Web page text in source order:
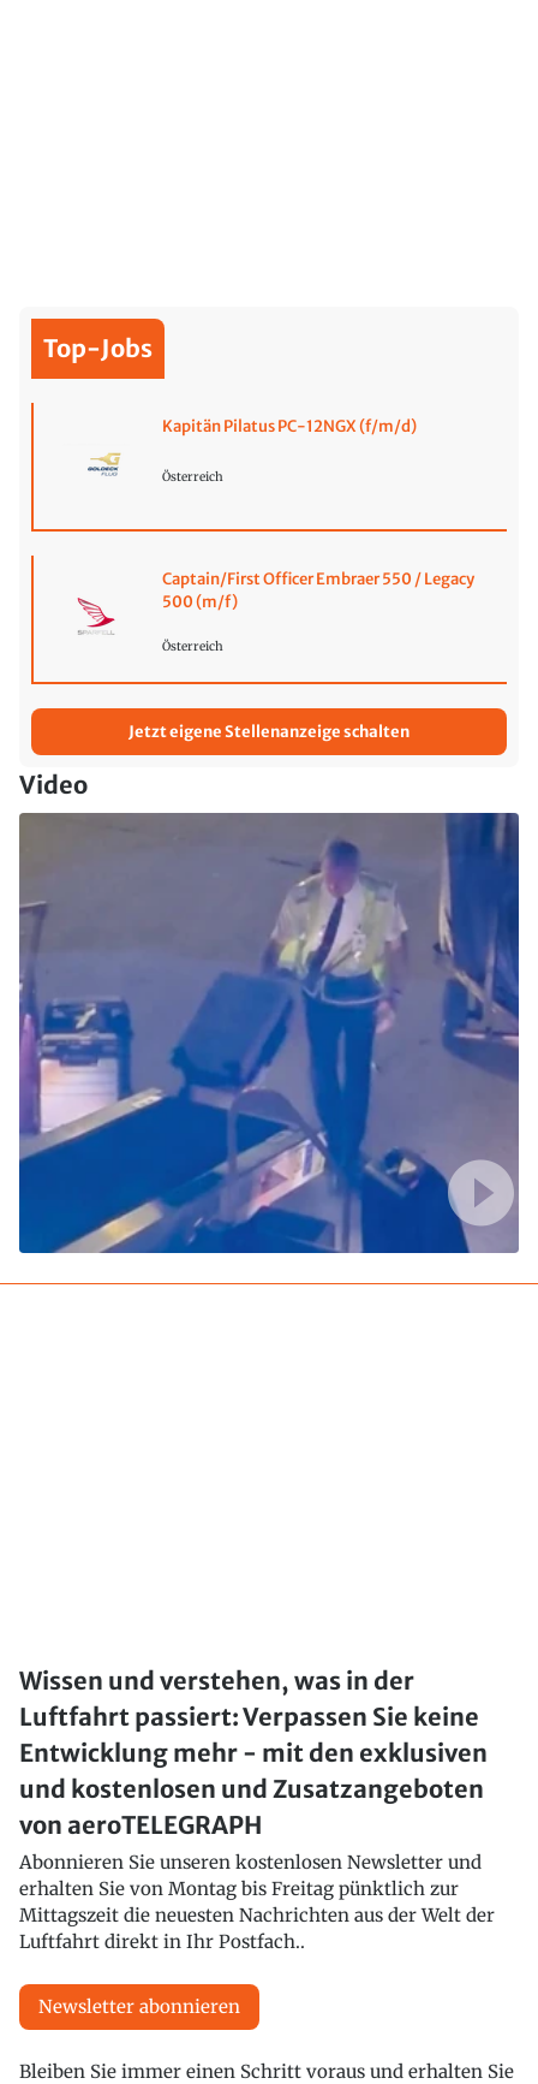
Top-Jobs
Kapitän Pilatus PC-12NGX (f/m/d)
Österreich
Captain/First Officer Embraer 550 / Legacy
500 (m/f)
Österreich
Jetzt eigene Stellenanzeige schalten
Video
Wissen und verstehen, was in der
Luftfahrt passiert: Verpassen Sie keine
Entwicklung mehr - mit den exklusiven
und kostenlosen und Zusatzangeboten
von aeroTELEGRAPH
Abonnieren Sie unseren kostenlosen Newsletter und
erhalten Sie von Montag bis Freitag pünktlich zur
Mittagszeit die neuesten Nachrichten aus der Welt der
Luftfahrt direkt in Ihr Postfach..
Newsletter abonnieren
Bleiben Sie immer einen Schritt voraus und erhalten Sie